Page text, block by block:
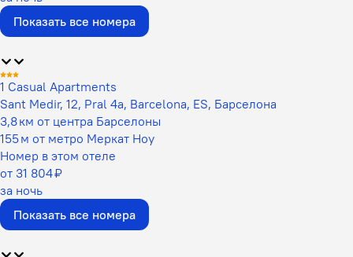
Показать все номера
1 Casual Apartments
Sant Medir, 12, Pral 4a, Barcelona, ES, Барселона
3,8 км от центра Барселоны
155 м от метро Меркат Ноу
Номер в этом отеле
от 31 804 ₽
за ночь
Показать все номера